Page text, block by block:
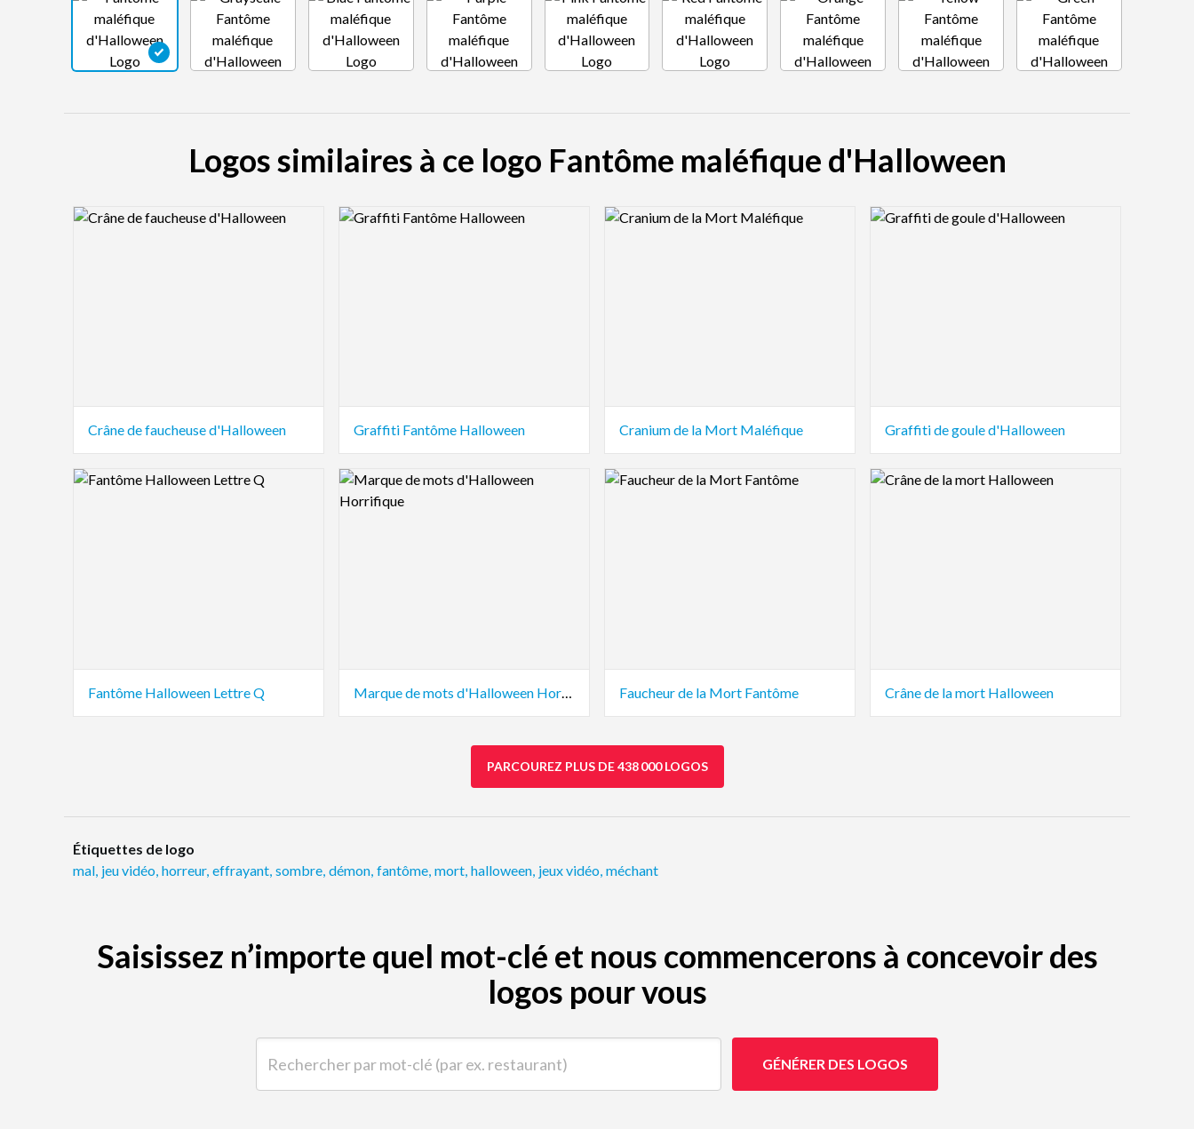
Logos similaires à ce logo Fantôme maléfique d'Halloween
Logo Preview Image
Crâne de faucheuse d'Halloween
Logo Preview Image
Graffiti Fantôme Halloween
Logo Preview Image
Cranium de la Mort Maléfique
Logo Preview Image
Graffiti de goule d'Halloween
Logo Preview Image
Fantôme Halloween Lettre Q
Logo Preview Image
Marque de mots d'Halloween Horrifique
Logo Preview Image
Faucheur de la Mort Fantôme
Logo Preview Image
Crâne de la mort Halloween
PARCOUREZ PLUS DE 438 000 LOGOS
Étiquettes de logo
mal, jeu vidéo, horreur, effrayant, sombre, démon, fantôme, mort, halloween, jeux vidéo, méchant
Saisissez n’importe quel mot-clé et nous commencerons à concevoir des
logos pour vous
GÉNÉRER DES LOGOS